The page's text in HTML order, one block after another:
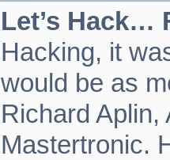
Let’s Hack…
Hacking, it
would be as
Richard
Mastertronic.